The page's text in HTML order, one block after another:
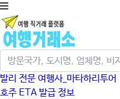
발리 전문 여행사_마타하리투어
호주 ETA 발급 정보